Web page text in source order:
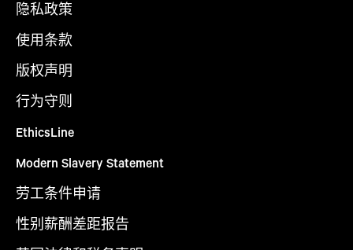
隐私政策
使用条款
版权声明
行为守则
EthicsLine
Modern Slavery Statement
劳工条件申请
性别薪酬差距报告